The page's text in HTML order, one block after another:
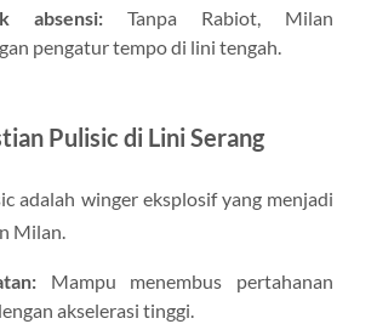
absensi:Tanpa Rabiot, Milan
pengatur tempo di lini tengah.
Pulisic di Lini Serang
adalah winger eksplosif yang menjadi
Milan.
Mampu menembus pertahanan
akselerasi tinggi.